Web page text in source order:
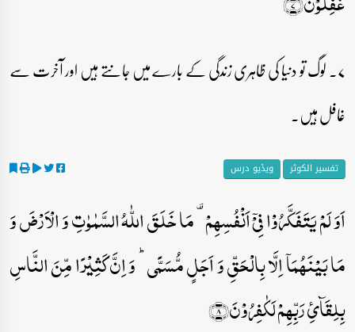
۷۔ لوگ تو دنیا کی ظاہری زندگی کے بارے میں جانتے ہیں اور آخرت سے
غافل ہیں۔
تفسیر الکوثر ویڈیو درس
اَوَ لَمۡ یَتَفَکَّرُوۡا فِیۡۤ اَنۡفُسِہِمۡ ۟ مَا خَلَقَ اللّٰہُ السَّمٰوٰتِ وَ الۡاَرۡضَ وَ
مَا بَیۡنَہُمَاۤ اِلَّا بِالۡحَقِّ وَ اَجَلٍ مُّسَمًّی ؕ وَ اِنَّ کَثِیۡرًا مِّنَ النَّاسِ
بِلِقَآیِٔ رَبِّہِمۡ لَکٰفِرُوۡنَ﴿۸﴾